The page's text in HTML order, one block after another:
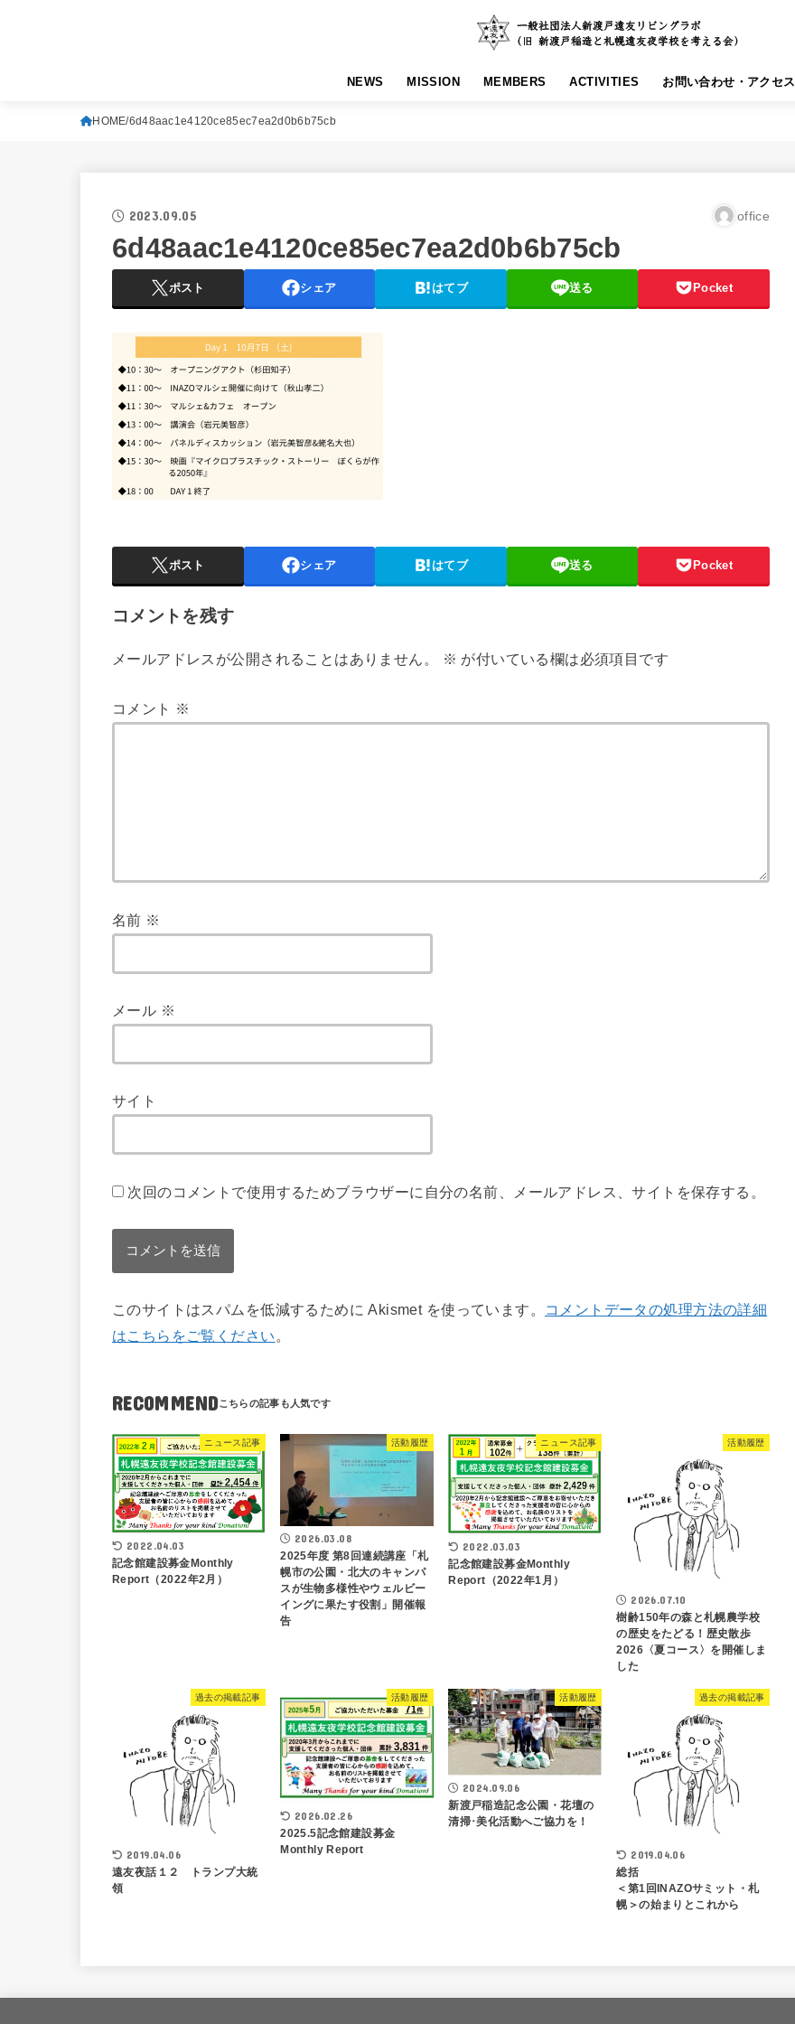
NEWS MISSION MEMBERS ACTIVITIES お問い合わせ・アクセス
HOME 6d48aac1e4120ce85ec7ea2d0b6b75cb
2023.09.05 office
6d48aac1e4120ce85ec7ea2d0b6b75cb
ポスト シェア はてブ 送る Pocket
ポスト シェア はてブ 送る Pocket
コメントを残す
メールアドレスが公開されることはありません。 ※ が付いている欄は必須項目です
コメント ※
名前 ※
メール ※
サイト
次回のコメントで使用するためブラウザーに自分の名前、メールアドレス、サイトを保存する。
このサイトはスパムを低減するために Akismet を使っています。
コメントデータの処理方法の詳細
はこちらをご覧ください 。
RECOMMEND
ニュース記事
2022.04.03
記念館建設募金Monthly
Report（2022年2月）
活動履歴
2026.03.08
2025年度 第8回連続講座「札
幌市の公園・北大のキャンパ
スが生物多様性やウェルビー
イングに果たす役割」開催報
告
ニュース記事
2022.03.03
記念館建設募金Monthly
Report（2022年1月）
活動履歴
2026.07.10
樹齢150年の森と札幌農学校
の歴史をたどる！歴史散歩
2026〈夏コース〉を開催しま
した
過去の掲載記事
2019.04.06
遠友夜話１２ トランプ大統
領
活動履歴
2026.02.26
2025.5記念館建設募金
Monthly Report
活動履歴
2024.09.06
新渡戸稲造記念公園・花壇の
清掃･美化活動へご協力を！
過去の掲載記事
2019.04.06
総括
＜第1回INAZOサミット・札
幌＞の始まりとこれから